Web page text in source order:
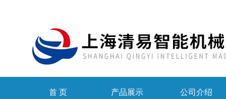
首 页 产品展示 公司介绍